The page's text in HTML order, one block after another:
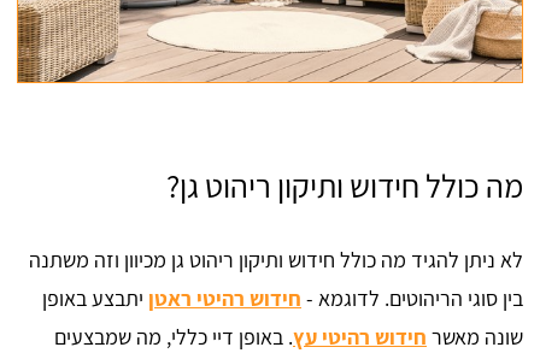
מה כולל חידוש ותיקון ריהוט גן?
לא ניתן להגיד מה כולל חידוש ותיקון ריהוט גן מכיוון וזה משתנה
בין סוגי הריהוטים. לדוגמא - חידוש רהיטי ראטן יתבצע באופן
שונה מאשר חידוש רהיטי עץ. באופן דיי כללי, מה שמבצעים